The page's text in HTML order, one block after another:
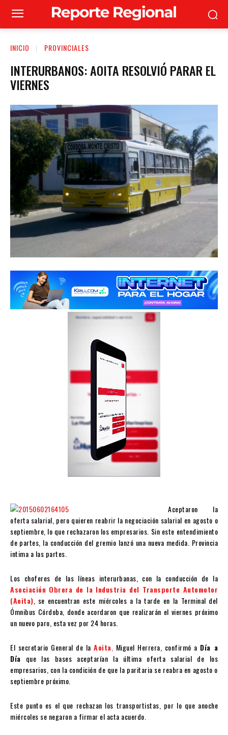
INICIO PROVINCIALES
INTERURBANOS: AOITA RESOLVIÓ PARAR EL
VIERNES
Aceptaron la
oferta salarial, pero quieren reabrir la negociación salarial en agosto o
septiembre, lo que rechazaron los empresarios. Sin este entendimiento
de partes, la conducción del gremio lanzó una nueva medida. Provincia
intima a las partes.
Los choferes de las líneas interurbanas, con la conducción de la
Asociación Obrera de la Industria del Transporte Automotor
(Aoita), se encuentran este miércoles a la tarde en la Terminal del
Ómnibus Córdoba, donde acordaron que realizarán el viernes próximo
un nuevo paro, esta vez por 24 horas.
El secretario General de laAoita, Miguel Herrera, confirmó a Día a
Día que las bases aceptarían la última oferta salarial de los
empresarios, con la condición de que la paritaria se reabra en agosto o
septiembre próximo.
Este punto es el que rechazan los transportistas, por lo que anoche
miércoles se negaron a firmar el acta acuerdo.